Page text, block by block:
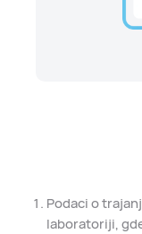
Podaci o
laboratoriji,